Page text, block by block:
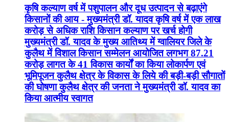
कृषि कल्याण वर्ष में पशुपालन और दूध उत्पादन से बढ़ाएंगे
किसानों की आय - मुख्यमंत्री डॉ. यादव कृषि वर्ष में एक लाख
करोड़ से अधिक राशि किसान कल्याण पर खर्च होगी
मुख्यमंत्री डॉ. यादव के मुख्य आतिथ्य में ग्वालियर जिले के
कुलैथ में विशाल किसान सम्मेलन आयोजित लगभग 87.21
करोड़ लागत के 41 विकास कार्यों का किया लोकार्पण एवं
भूमिपूजन कुलैथ क्षेत्र के विकास के लिये की बड़ी-बड़ी सौगातों
की घोषणा कुलैथ क्षेत्र की जनता ने मुख्यमंत्री डॉ. यादव का
किया आत्मीय स्वागत